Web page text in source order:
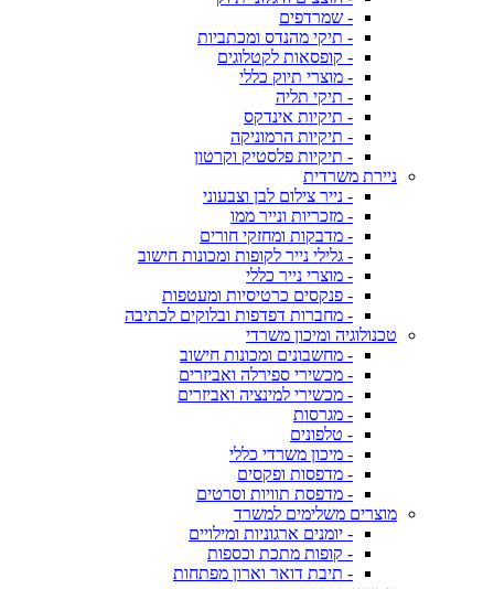
- שמרדפים
- תיקי מהנדס ומכתביות
- קופסאות לקטלוגים
- מוצרי תיוק כללי
- תיקי תליה
- תיקיות אינדקס
- תיקיות הרמוניקה
- תיקיות פלסטיק וקרטון
ניירת משרדית
- נייר צילום לבן וצבעוני
- מזכריות ונייר ממו
- מדבקות ומחזקי חורים
- גלילי נייר לקופות ומכונות חישוב
- מוצרי נייר כללי
- פנקסים כרטיסיות ומעטפות
- מחברות דפדפות ובלוקים לכתיבה
טכנולוגיה ומיכון משרדי
- מחשבונים ומכונות חישוב
- מכשירי ספירלה ואביזרים
- מכשירי למינציה ואביזרים
- מגרסות
- טלפונים
- מיכון משרדי כללי
- מדפסות ופקסים
- מדפסת תוויות וסרטים
מוצרים משלימים למשרד
- יומנים ארגוניות ומילויים
- קופות מתכת וכספות
- תיבת דואר וארון מפתחות